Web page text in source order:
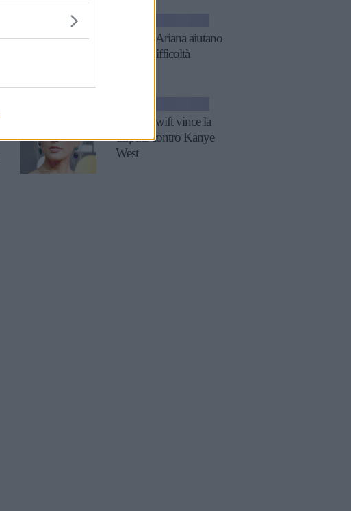
Taylor e Ariana aiutano
i fan in difficoltà
Taylor Swift vince la
disputa contro Kanye
West